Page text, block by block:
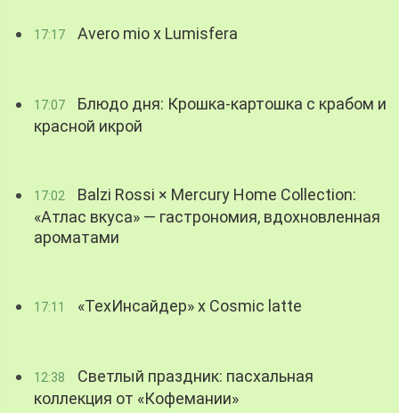
17:17 Avero mio x Lumisfera
17:07
Блюдо дня: Крошка-картошка с крабом и
красной икрой
17:02
Balzi Rossi × Mercury Home Collection:
«Атлас вкуса» — гастрономия, вдохновленная
ароматами
17:11 «ТехИнсайдер» х Cosmic latte
12:38
Светлый праздник: пасхальная
коллекция от «Кофемании»